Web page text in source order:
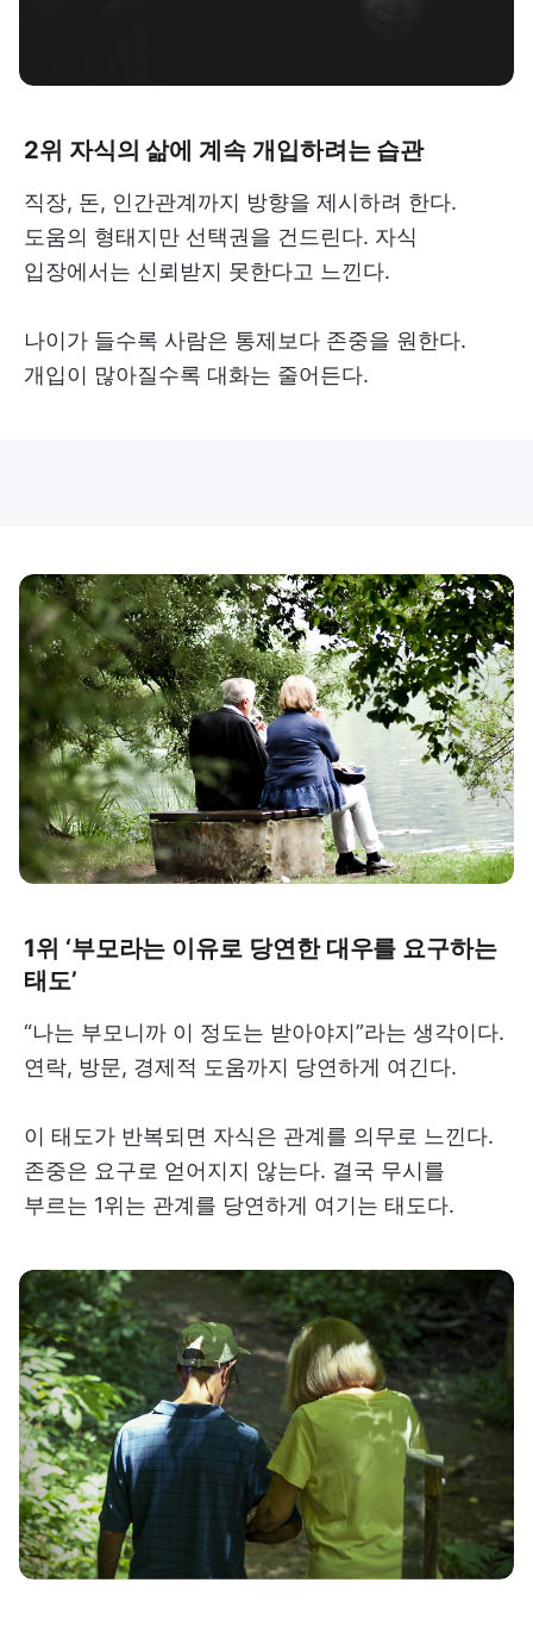
2위 자식의 삶에 계속 개입하려는 습관
직장, 돈, 인간관계까지 방향을 제시하려 한다.
도움의 형태지만 선택권을 건드린다. 자식
입장에서는 신뢰받지 못한다고 느낀다.
나이가 들수록 사람은 통제보다 존중을 원한다.
개입이 많아질수록 대화는 줄어든다.
1위 ‘부모라는 이유로 당연한 대우를 요구하는
태도’
“나는 부모니까 이 정도는 받아야지”라는 생각이다.
연락, 방문, 경제적 도움까지 당연하게 여긴다.
이 태도가 반복되면 자식은 관계를 의무로 느낀다.
존중은 요구로 얻어지지 않는다. 결국 무시를
부르는 1위는 관계를 당연하게 여기는 태도다.